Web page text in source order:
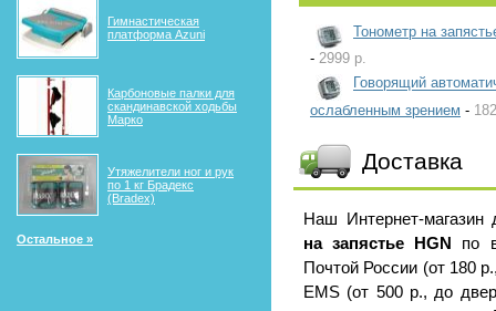
Гимнастическая
платформа Azuni
Карбоновые палки для
скандинавской ходьбы
Марко
Утяжелители ног и рук
по 1 кг Брадекс
(Bradex)
Остальное »
Тонометр на
- 2999 р.
Говорящий
ослабленным зрением -
Доставка
Наш Интернет-магазин
на запястье HGN по
Почтой России (от 180
EMS (от 500 р., до